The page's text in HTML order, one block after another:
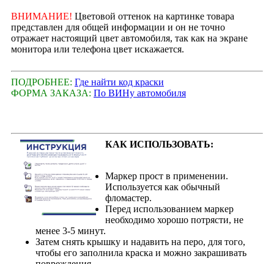
ВНИМАНИЕ! Цветовой оттенок на картинке товара
представлен для общей информации и он не точно
отражает настоящий цвет автомобиля, так как на экране
монитора или телефона цвет искажается.
ПОДРОБНЕЕ: Где найти код краски
ФОРМА ЗАКАЗА: По ВИНу автомобиля
КАК ИСПОЛЬЗОВАТЬ:
Маркер прост в применении.
Используется как обычный
фломастер.
Перед использованием маркер
необходимо хорошо потрясти, не
менее 3-5 минут.
Затем снять крышку и надавить на перо, для того,
чтобы его заполнила краска и можно закрашивать